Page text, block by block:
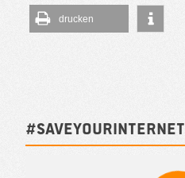
drucken
#SAVEYOURINTERNET